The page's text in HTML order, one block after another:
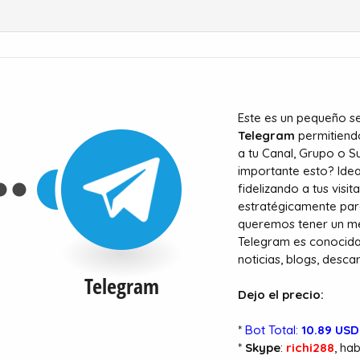
Este es un pequeño
Telegram
a tu Canal, Grupo o
importante esto?
fidelizando a tus
estratégicamente
queremos tener un
Telegram es
noticias, blogs,
Dejo el precio:
*Bot Total:10.89
* Skype: richi288,